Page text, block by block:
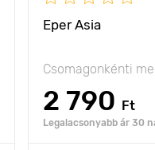
Eper Asia
Csomagonkénti
2 790 Ft
Legalacsonyabb ár 30